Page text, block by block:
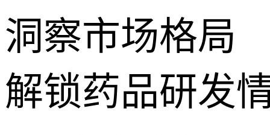
洞察市场格局
解锁药品研发